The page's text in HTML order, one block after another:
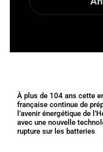
À plus de 104 ans cette
française continue de
l’avenir énergétique de
avec une nouvelle
rupture sur les batteries